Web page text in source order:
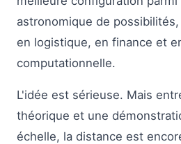
astronomique de
en logistique, en finance et
computationnelle.
L'idée est sérieuse. Mais
théorique et une
échelle, la distance est